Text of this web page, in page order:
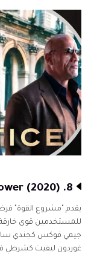
8. Project Power (2020)
يقدم "مشروع القوة"
للمستخدمين قوى خارقة
جيمي فوكس كجندي
غوردون ليفيت كشرطي